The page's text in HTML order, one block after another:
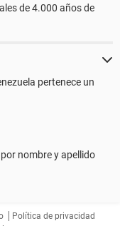
de 4.000 años de
pertenece un
nombre y apellido
Política de privacidad